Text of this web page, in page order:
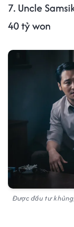
7. Uncle
40 tỷ won
Được đầu tư